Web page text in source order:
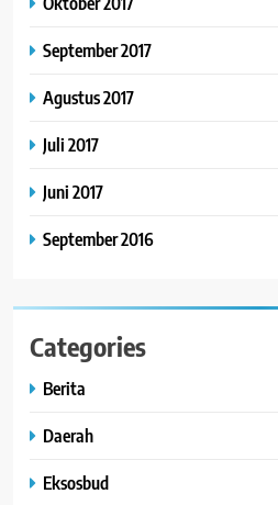
September 2017
Agustus 2017
Juli 2017
Juni 2017
September 2016
Categories
Berita
Daerah
Eksosbud